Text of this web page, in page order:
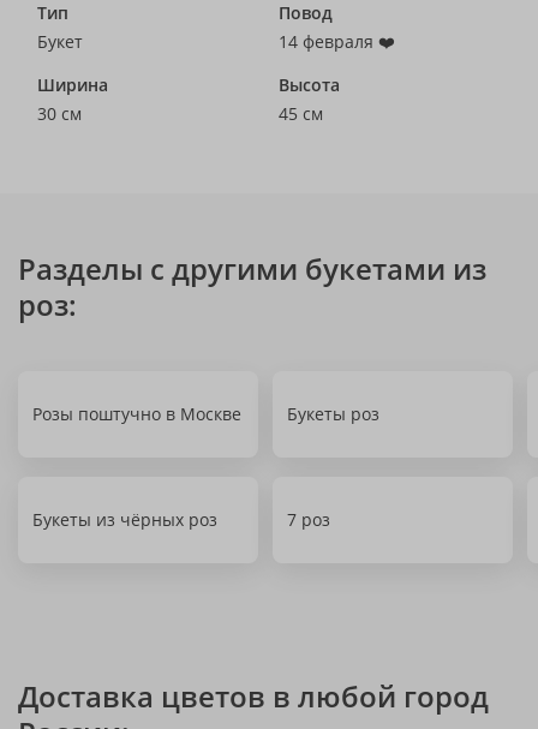
Тип
Букет
Повод
14 февраля ❤️
Ширина
30 см
Высота
45 см
Разделы с другими букетами из
роз:
Розы поштучно в Москве Букеты роз
Букеты из чёрных роз 7 роз
Доставка цветов в любой город